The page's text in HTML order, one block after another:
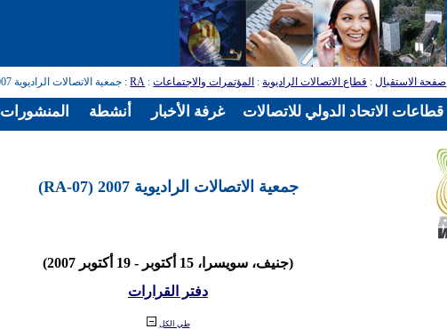
صفحة الاستقبال: قطاع الاتصالات الراديوية: المؤتمرات والاجتماعات:
RA: جمعية الاتصالات الراديوية 2007 (RA-07)
جمعية الاتصالات الراديوية 2007 (RA-07)
(جنيف، سويسرا، 15 أكتوبر - 19 أكتوبر 2007)
دفتر القرارات
طي الكل
المنشورات أنشطة غرفة الأخبار قطاعات الاتحاد الدولي للاتصالات